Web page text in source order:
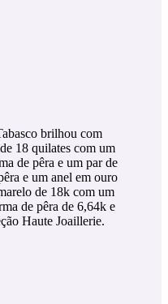
brilhou com
18 quilates com um
de pêra e um par de
e um anel em ouro
de 18k com um
de pêra de 6,64k e
Haute Joaillerie.